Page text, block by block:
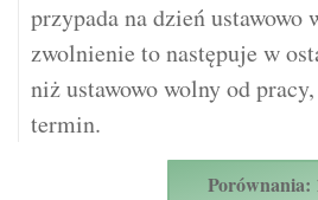
przypada na dzień ustawowo
zwolnienie to następuje w
niż ustawowo wolny od
termin.
Porównania: